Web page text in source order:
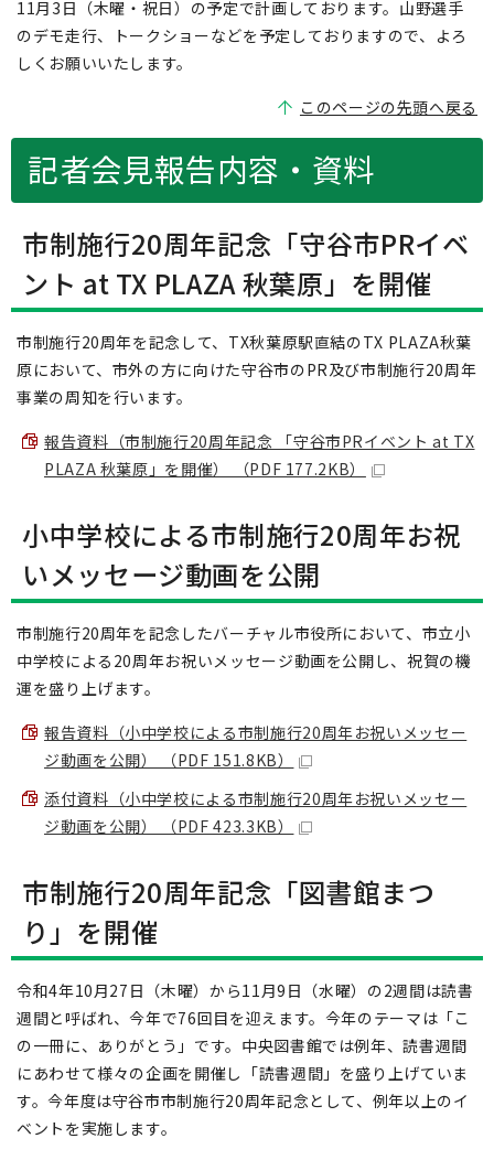
11月3日（木曜・祝日）の予定で計画しております。山野選手
のデモ走行、トークショーなどを予定しておりますので、よろ
しくお願いいたします。
このページの先頭へ戻る
記者会見報告内容・資料
市制施行20周年記念「守谷市PRイベ
ント at TX PLAZA 秋葉原」を開催
市制施行20周年を記念して、TX秋葉原駅直結のTX PLAZA秋葉
原において、市外の方に向けた守谷市のPR及び市制施行20周年
事業の周知を行います。
報告資料（市制施行20周年記念 「守谷市PRイベント at TX
PLAZA 秋葉原」を開催） （PDF 177.2KB）
小中学校による市制施行20周年お祝
いメッセージ動画を公開
市制施行20周年を記念したバーチャル市役所において、市立小
中学校による20周年お祝いメッセージ動画を公開し、祝賀の機
運を盛り上げます。
報告資料（小中学校による市制施行20周年お祝いメッセー
ジ動画を公開） （PDF 151.8KB）
添付資料（小中学校による市制施行20周年お祝いメッセー
ジ動画を公開） （PDF 423.3KB）
市制施行20周年記念「図書館まつ
り」を開催
令和4年10月27日（木曜）から11月9日（水曜）の2週間は読書
週間と呼ばれ、今年で76回目を迎えます。今年のテーマは「こ
の一冊に、ありがとう」です。中央図書館では例年、読書週間
にあわせて様々の企画を開催し「読書週間」を盛り上げていま
す。今年度は守谷市市制施行20周年記念として、例年以上のイ
ベントを実施します。